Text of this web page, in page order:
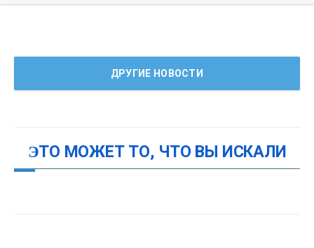
ДРУГИЕ НОВОСТИ
ЭТО МОЖЕТ ТО, ЧТО ВЫ ИСКАЛИ